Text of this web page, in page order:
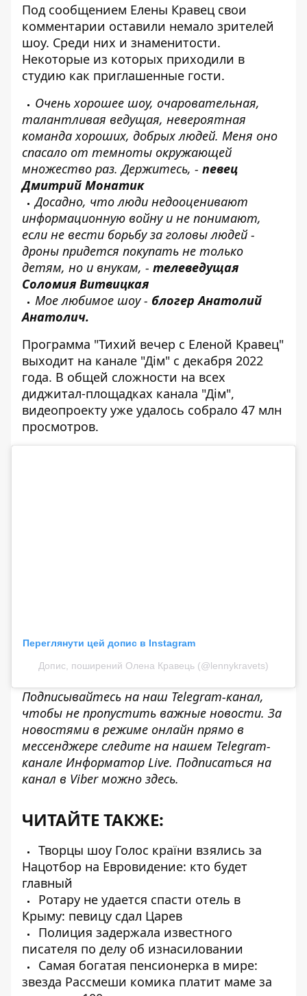
Под сообщением Елены Кравец свои
комментарии оставили немало зрителей
шоу. Среди них и знаменитости.
Некоторые из которых приходили в
студию как приглашенные гости.
Очень хорошее шоу, очаровательная,
талантливая ведущая, невероятная
команда хороших, добрых людей. Меня оно
спасало от темноты окружающей
множество раз. Держитесь, - певец
Дмитрий Монатик
Досадно, что люди недооценивают
информационную войну и не понимают,
если не вести борьбу за головы людей -
дроны придется покупать не только
детям, но и внукам, - телеведущая
Соломия Витвицкая
Мое любимое шоу - блогер Анатолий
Анатолич.
Программа "Тихий вечер с Еленой Кравец"
выходит на канале "Дім" с декабря 2022
года. В общей сложности на всех
диджитал-площадках канала "Дім",
видеопроекту уже удалось собрало 47 млн ​​
просмотров.
Переглянути цей допис в Instagram
Допис, поширений Олена Кравець (@lennykravets)
Подписывайтесь на наш Telegram-канал,
чтобы не пропустить важные новости. За
новостями в режиме онлайн прямо в
мессенджере следите на нашем Telegram-
канале Информатор Live. Подписаться на
канал в Viber можно здесь.
ЧИТАЙТЕ ТАКЖЕ:
Творцы шоу Голос країни взялись за
Нацотбор на Евровидение: кто будет
главный
Ротару не удается спасти отель в
Крыму: певицу сдал Царев
Полиция задержала известного
писателя по делу об изнасиловании
Самая богатая пенсионерка в мире:
звезда Рассмеши комика платит маме за